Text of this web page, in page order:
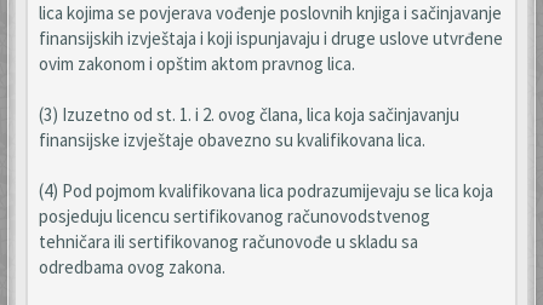
lica kojima se povjerava vođenje poslovnih knjiga i sačinjavanje
finansijskih izvještaja i koji ispunjavaju i druge uslove utvrđene
ovim zakonom i opštim aktom pravnog lica.
(3) Izuzetno od st. 1. i 2. ovog člana, lica koja sačinjavanju
finansijske izvještaje obavezno su kvalifikovana lica.
(4) Pod pojmom kvalifikovana lica podrazumijevaju se lica koja
posjeduju licencu sertifikovanog računovodstvenog
tehničara ili sertifikovanog računovođe u skladu sa
odredbama ovog zakona.